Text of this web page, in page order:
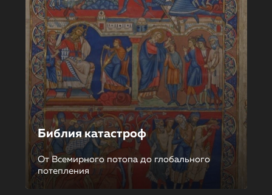
Библия катастроф
От Всемирного потопа до глобального
потепления